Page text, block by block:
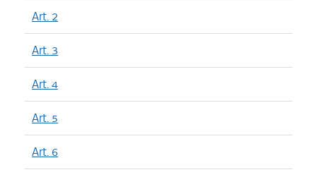
Art. 2
Art. 3
Art. 4
Art. 5
Art. 6